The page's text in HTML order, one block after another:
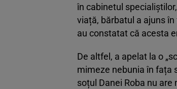
în cabinetul
viață, bărbatul a ajuns
au constatat că acesta
De altfel, a apelat la o
mimeze nebunia în fața
soțul Danei Roba nu